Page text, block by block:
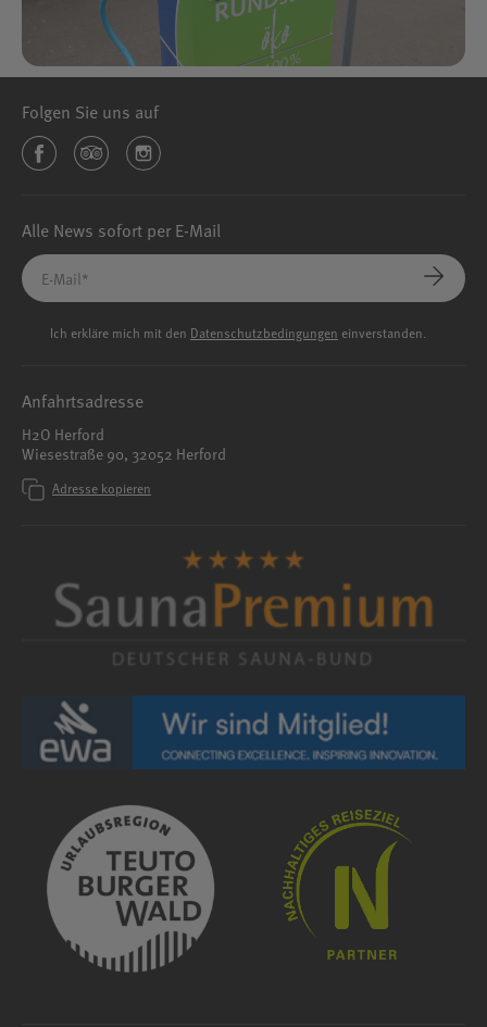
Folgen Sie uns auf
Alle News sofort per E-Mail
Ich erkläre mich mit den Datenschutzbedingungen einverstanden.
Anfahrtsadresse
H2O Herford
Wiesestraße 90, 32052 Herford
Adresse kopieren